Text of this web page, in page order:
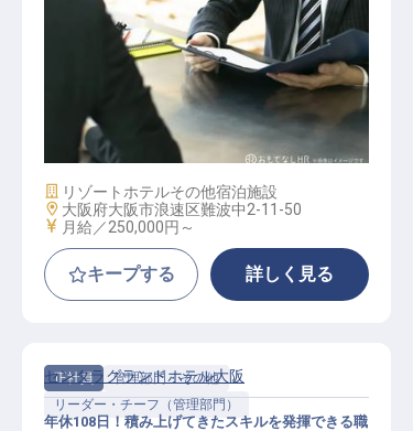
法人セールス
施設業態
リゾートホテルその他宿泊施設
勤務地
大阪府大阪市浪速区難波中2-11-50
給与
月給／250,000円～
キープする 詳しく見る
正社員
管理部門・その他
リーダー・チーフ（管理部門）
センタラグランドホテル大阪
年休108日！積み上げてきたスキルを発揮できる職